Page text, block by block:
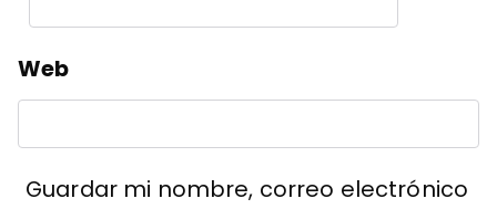
Web
Guardar mi nombre, correo electrónico